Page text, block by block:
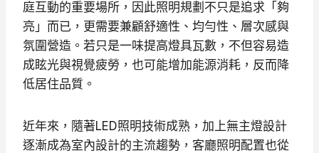
庭互動的重要場所，因此照明規劃不只是追求「夠
亮」而已，更需要兼顧舒適性、均勻性、層次感與
氛圍營造。若只是一味提高燈具瓦數，不但容易造
成眩光與視覺疲勞，也可能增加能源消耗，反而降
低居住品質。
近年來，隨著LED照明技術成熟，加上無主燈設計
逐漸成為室內設計的主流趨勢，客廳照明配置也從